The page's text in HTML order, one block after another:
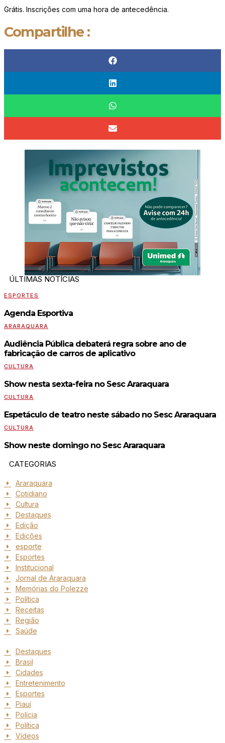
Grátis. Inscrições com uma hora de antecedência.
Compartilhe :
ÚLTIMAS NOTÍCIAS
ESPORTES
Agenda Esportiva
ARARAQUARA
Audiência Pública debaterá regra sobre ano de
fabricação de carros de aplicativo
CULTURA
Show nesta sexta-feira no Sesc Araraquara
CULTURA
Espetáculo de teatro neste sábado no Sesc Araraquara
CULTURA
Show neste domingo no Sesc Araraquara
CATEGORIAS
Araraquara
Cotidiano
Cultura
Destaques
Edição
Edições
esporte
Esportes
Institucional
Jornal de Araraquara
Memórias do Polezze
Política
Receitas
Região
Saúde
Destaques
Brasil
Cidades
Entretenimento
Esportes
Piauí
Polícia
Política
Vídeos